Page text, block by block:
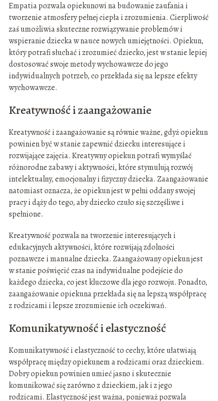
Empatia pozwala opiekunowi na budowanie zaufania i
tworzenie atmosfery pełnej ciepła i zrozumienia. Cierpliwość
zaś umożliwia skuteczne rozwiązywanie problemów i
wspieranie dziecka w nauce nowych umiejętności. Opiekun,
który potrafi słuchać i zrozumieć dziecko, jest w stanie lepiej
dostosować swoje metody wychowawcze do jego
indywidualnych potrzeb, co przekłada się na lepsze efekty
wychowawcze.
Kreatywność i zaangażowanie
Kreatywność i zaangażowanie są równie ważne, gdyż opiekun
powinien być w stanie zapewnić dziecku interesujące i
rozwijające zajęcia. Kreatywny opiekun potrafi wymyślać
różnorodne zabawy i aktywności, które stymulują rozwój
intelektualny, emocjonalny i fizyczny dziecka. Zaangażowanie
natomiast oznacza, że opiekun jest w pełni oddany swojej
pracy i dąży do tego, aby dziecko czuło się szczęśliwe i
spełnione.
Kreatywność pozwala na tworzenie interesujących i
edukacyjnych aktywności, które rozwijają zdolności
poznawcze i manualne dziecka. Zaangażowany opiekun jest
w stanie poświęcić czas na indywidualne podejście do
każdego dziecka, co jest kluczowe dla jego rozwoju. Ponadto,
zaangażowanie opiekuna przekłada się na lepszą współpracę
z rodzicami i lepsze zrozumienie ich oczekiwań.
Komunikatywność i elastyczność
Komunikatywność i elastyczność to cechy, które ułatwiają
współpracę między opiekunem a rodzicami oraz dzieckiem.
Dobry opiekun powinien umieć jasno i skutecznie
komunikować się zarówno z dzieckiem, jak i z jego
rodzicami. Elastyczność jest ważna, ponieważ pozwala